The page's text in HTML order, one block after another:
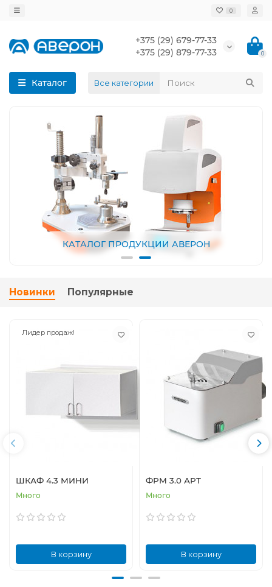
0
+375 (29) 679-77-33
+375 (29) 879-77-33
0
Каталог Все категории
КАТАЛОГ ПРОДУКЦИИ АВЕРОН
Новинки Популярные
Лидер продаж!
ШКАФ 4.3 МИНИ
Много
В корзину
ФРМ 3.0 АРТ
Много
В корзину